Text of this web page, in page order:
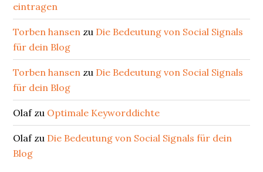
eintragen
Torben hansen zu Die Bedeutung von Social Signals
für dein Blog
Torben hansen zu Die Bedeutung von Social Signals
für dein Blog
Olafzu Optimale Keyworddichte
Olafzu Die Bedeutung von Social Signals für dein
Blog